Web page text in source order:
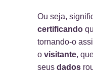
Ou seja,
certificando
tornando-o
o visitante,
seus dados